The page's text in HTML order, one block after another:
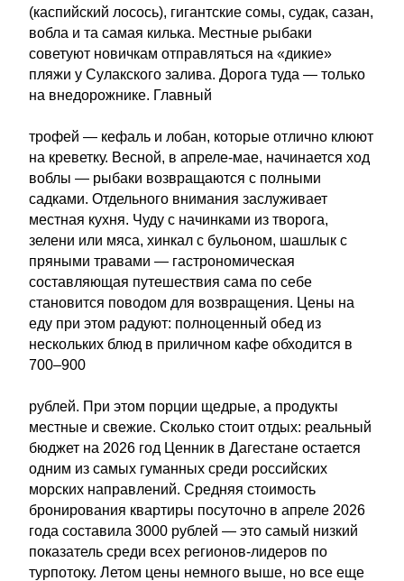
(каспийский лосось), гигантские сомы, судак, сазан,
вобла и та самая килька. Местные рыбаки
советуют новичкам отправляться на «дикие»
пляжи у Сулакского залива. Дорога туда — только
на внедорожнике. Главный
трофей — кефаль и лобан, которые отлично клюют
на креветку. Весной, в апреле-мае, начинается ход
воблы — рыбаки возвращаются с полными
садками. Отдельного внимания заслуживает
местная кухня. Чуду с начинками из творога,
зелени или мяса, хинкал с бульоном, шашлык с
пряными травами — гастрономическая
составляющая путешествия сама по себе
становится поводом для возвращения. Цены на
еду при этом радуют: полноценный обед из
нескольких блюд в приличном кафе обходится в
700–900
рублей. При этом порции щедрые, а продукты
местные и свежие. Сколько стоит отдых: реальный
бюджет на 2026 год Ценник в Дагестане остается
одним из самых гуманных среди российских
морских направлений. Средняя стоимость
бронирования квартиры посуточно в апреле 2026
года составила 3000 рублей — это самый низкий
показатель среди всех регионов-лидеров по
турпотоку. Летом цены немного выше, но все еще